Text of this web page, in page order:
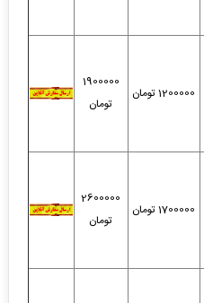
1200000 تومان
1900000
تومان
1700000 تومان
2600000
تومان